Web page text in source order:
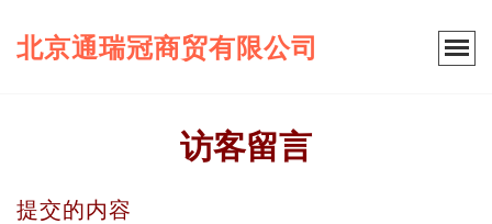
北京通瑞冠商贸有限公司
访客留言
提交的内容